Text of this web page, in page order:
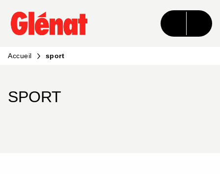
MENU RECHERCHE CONTENU
PIED DE PAGE
Accueil sport
SPORT